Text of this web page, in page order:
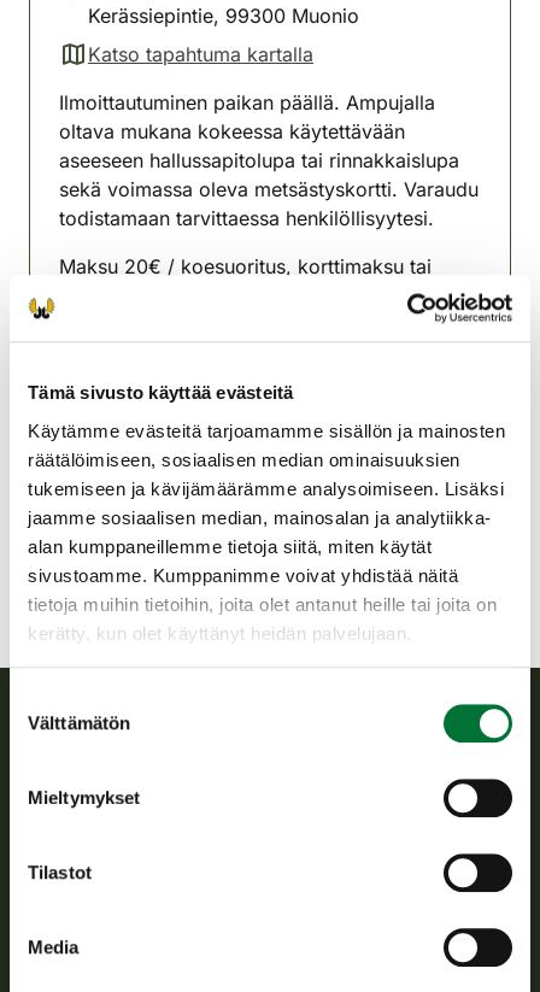
Tämä sivusto käyttää evästeitä
Käytämme evästeitä tarjoamamme sisällön ja mainosten
räätälöimiseen, sosiaalisen median ominaisuuksien
tukemiseen ja kävijämäärämme analysoimiseen. Lisäksi
jaamme sosiaalisen median, mainosalan ja analytiikka-
alan kumppaneillemme tietoja siitä, miten käytät
sivustoamme. Kumppanimme voivat yhdistää näitä
tietoja muihin tietoihin, joita olet antanut heille tai joita on
kerätty, kun olet käyttänyt heidän palvelujaan.
valinta
Välttämätön
Mieltymykset
Tilastot
Media
Kerässiepintie, 99300 Muonio
Katso tapahtuma kartalla
(avautuu uuteen välilehteen)
Ilmoittautuminen paikan päällä. Ampujalla
oltava mukana kokeessa käytettävään
aseeseen hallussapitolupa tai rinnakkaislupa
sekä voimassa oleva metsästyskortti. Varaudu
todistamaan tarvittaessa henkilöllisyytesi.
Maksu 20€ / koesuoritus, korttimaksu tai
Ammunnanvalvojat: Ilkka Alatalo, Irmeli
Muonion riistanhoitoyhdistys
Lappi
040 8472070
muonio@rhy.riista.fi
Suomen riistakeskus edistää kestävää riistataloutta, tukee
toimeenpanosta sekä vastaa sille säädetyistä julkisista
hallintotehtävistä.